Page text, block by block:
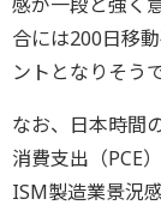
合には200日移
ントとなりそうで
なお、日本時間
消費支出（PCE
ISM製造業景況